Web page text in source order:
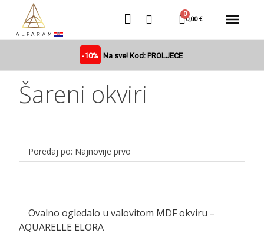
0,00 €
-10% Na sve! Kod: PROLJECE
Šareni okviri
Poredaj po: Najnovije prvo